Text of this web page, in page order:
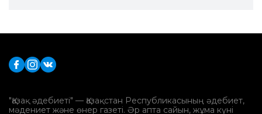
"Қазақ әдебиеті" — Қазақстан Республикасының әдебиет,
мәдениет және өнер газеті. Әр апта сайын, жұма күні